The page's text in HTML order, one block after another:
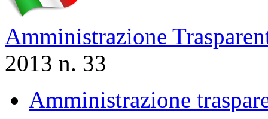
Amministrazione
2013 n. 33
Amministrazione